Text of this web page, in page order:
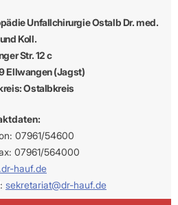
Unfallchirurgie Ostalb Dr. med.
Koll.
Str. 12 c
Ellwangen (Jagst)
Ostalbkreis
07961/54600
07961/564000
hauf.de
sekretariat@dr-hauf.de